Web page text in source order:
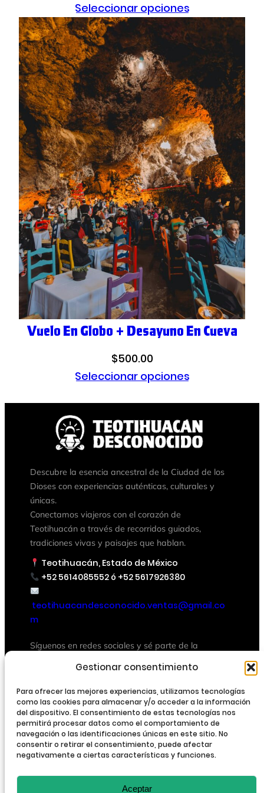
Gestionar consentimiento
Para ofrecer las mejores experiencias, utilizamos tecnologías
como las cookies para almacenar y/o acceder a la información
del dispositivo. El consentimiento de estas tecnologías nos
permitirá procesar datos como el comportamiento de
navegación o las identificaciones únicas en este sitio. No
consentir o retirar el consentimiento, puede afectar
negativamente a ciertas características y funciones.
Aceptar
Seleccionar opciones
Vuelo En Globo + Desayuno En Cueva
$500.00
Seleccionar opciones
Descubre la esencia ancestral de la Ciudad de los
Dioses con experiencias auténticas, culturales y
únicas.
Conectamos viajeros con el corazón de
Teotihuacán a través de recorridos guiados,
tradiciones vivas y paisajes que hablan.
Teotihuacán, Estado de México
+52 5614085552 ó +52 5617926380
teotihuacandesconocido.ventas@gmail.co
m
Síguenos en redes sociales y sé parte de la
NOSOTROS
POLITICA DE PRIVACIDAD
TÉRMINOS Y CONDICION
BLOG